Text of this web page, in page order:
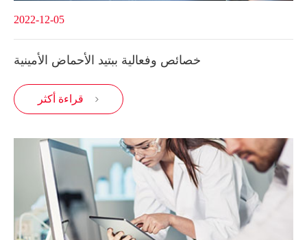
2022-12-05
خصائص وفعالية ببتيد الأحماض الأمينية
قراءة أكثر 